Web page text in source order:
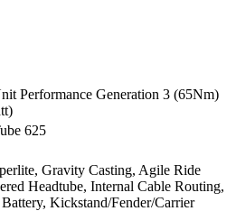
Performance Generation 3 (65Nm)
625
Gravity Casting, Agile Ride
Headtube, Internal Cable Routing,
Kickstand/Fender/Carrier